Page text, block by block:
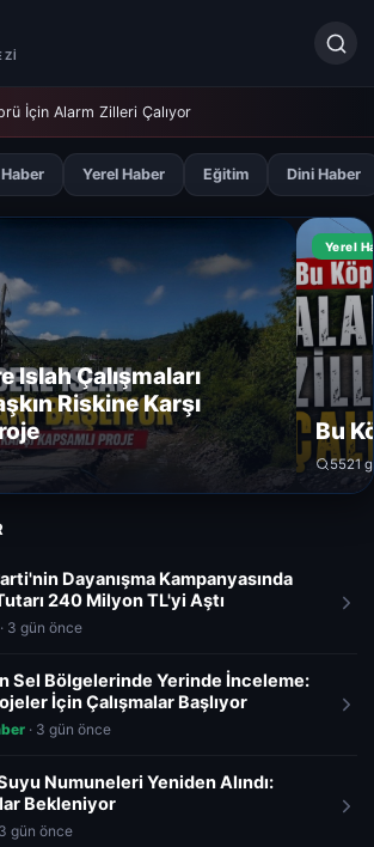
İçin Alarm Zilleri Çalıyor
Yerel Haber Eğitim Dini Haber
Islah Çalışmaları
Riskine Karşı
Yerel
Bu
5521
Dayanışma Kampanyasında
240 Milyon TL'yi Aştı
· 3 gün önce
Sel Bölgelerinde Yerinde İnceleme:
İçin Çalışmalar Başlıyor
· 3 gün önce
Numuneleri Yeniden Alındı:
Bekleniyor
3 gün önce